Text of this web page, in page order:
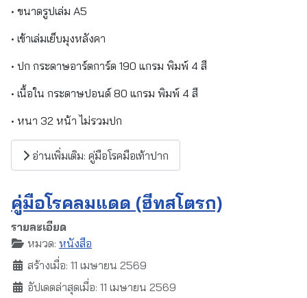
• ขนาดรูปเล่ม A5
• เข้าเล่มเย็บมุงหลังคา
• ปก กระดาษอาร์ตการ์ด 190 แกรม พิมพ์ 4 สี
• เนื้อใน กระดาษปอนด์ 80 แกรม พิมพ์ 4 สี
• หนา 32 หน้า ไม่รวมปก
อ่านเพิ่มเติม: คู่มือโรคมือเท้าปาก
คู่มือโรคลมแดด (ฮีทสโตรก)
รายละเอียด
หมวด: หนังสือ
สร้างเมื่อ: 11 เมษายน 2569
อัปเดตล่าสุดเมื่อ: 11 เมษายน 2569